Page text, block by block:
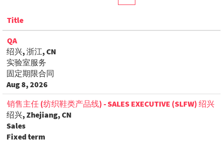
Title
QA
绍兴, 浙江, CN
实验室服务
固定期限合同
Aug 8, 2026
销售主任 (纺织鞋类产品线) - SALES EXECUTIVE (SLFW) 绍兴
绍兴, Zhejiang, CN
Sales
Fixed term